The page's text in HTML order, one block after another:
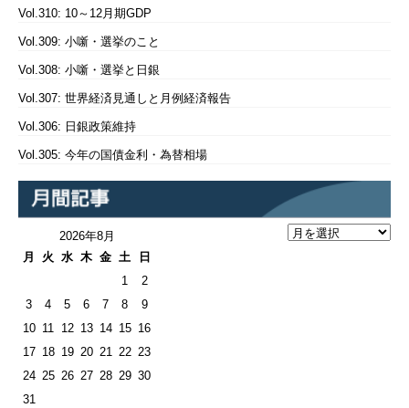
Vol.310: 10～12月期GDP
Vol.309: 小噺・選挙のこと
Vol.308: 小噺・選挙と日銀
Vol.307: 世界経済見通しと月例経済報告
Vol.306: 日銀政策維持
Vol.305: 今年の国債金利・為替相場
2026年8月
月
火 水 木 金 土 日
1
2
3
4 5 6 7 8
9
10 11 12 13 14 15 16
17 18 19 20 21 22 23
24 25 26 27 28 29 30
31